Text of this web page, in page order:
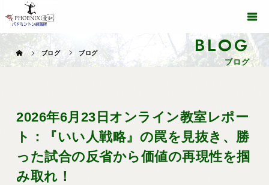
BLOG
ブログ
ブログ ブログ
2026年6月23日オンライン教室レポー
ト：『いい人戦略』の罠を見抜き、勝
った試合の反省から価値の再現性を掴
み取れ！